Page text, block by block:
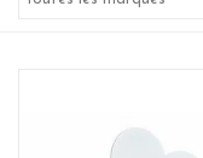
BIG SALE , GRAB YOUR